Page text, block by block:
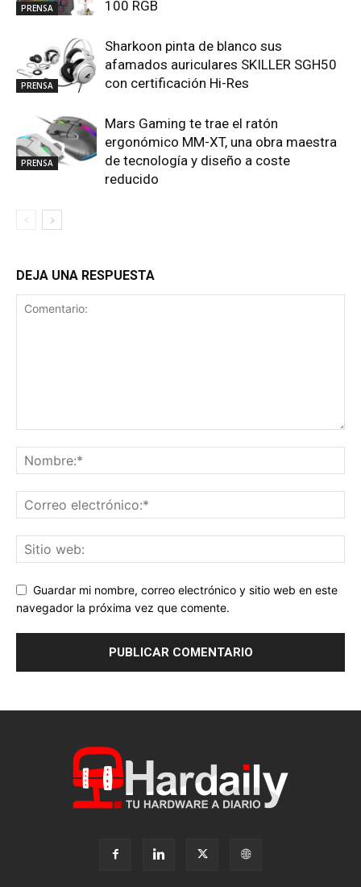
PRENSA
100 RGB
PRENSA
Sharkoon pinta de blanco sus
afamados auriculares SKILLER SGH50
con certificación Hi-Res
PRENSA
Mars Gaming te trae el ratón
ergonómico MM-XT, una obra maestra
de tecnología y diseño a coste
reducido
DEJA UNA RESPUESTA
Guardar mi nombre, correo electrónico y sitio web en este
navegador la próxima vez que comente.